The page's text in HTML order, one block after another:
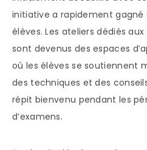
initiative a rapidement gagné
élèves. Les ateliers dédiés
sont devenus des espaces
où les élèves se soutiennent
des techniques et des
répit bienvenu pendant les
d’examens.